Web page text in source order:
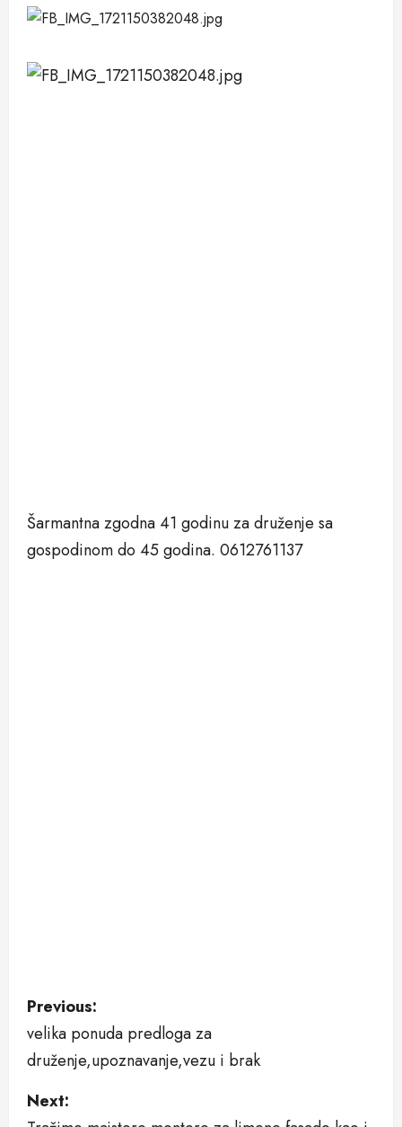
Šarmantna zgodna 41 godinu za druženje sa
gospodinom do 45 godina. 0612761137
P
o
s
Previous:
velika ponuda predloga za
druženje,upoznavanje,vezu i brak
Next: